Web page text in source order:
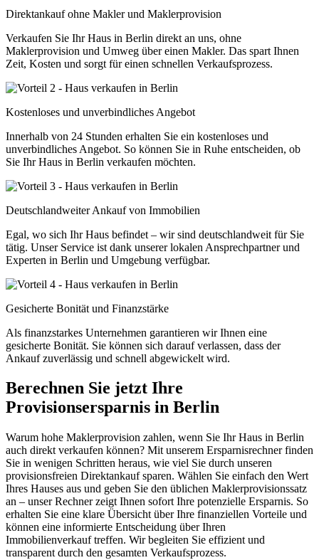
Direktankauf ohne Makler und Maklerprovision
Verkaufen Sie Ihr Haus in Berlin direkt an uns, ohne
Maklerprovision und Umweg über einen Makler. Das spart Ihnen
Zeit, Kosten und sorgt für einen schnellen Verkaufsprozess.
Kostenloses und unverbindliches Angebot
Innerhalb von 24 Stunden erhalten Sie ein kostenloses und
unverbindliches Angebot. So können Sie in Ruhe entscheiden, ob
Sie Ihr Haus in Berlin verkaufen möchten.
Deutschlandweiter Ankauf von Immobilien
Egal, wo sich Ihr Haus befindet – wir sind deutschlandweit für Sie
tätig. Unser Service ist dank unserer lokalen Ansprechpartner und
Experten in Berlin und Umgebung verfügbar.
Gesicherte Bonität und Finanzstärke
Als finanzstarkes Unternehmen garantieren wir Ihnen eine
gesicherte Bonität. Sie können sich darauf verlassen, dass der
Ankauf zuverlässig und schnell abgewickelt wird.
Berechnen Sie jetzt Ihre
Provisionsersparnis in Berlin
Warum hohe Maklerprovision zahlen, wenn Sie Ihr Haus in Berlin
auch direkt verkaufen können? Mit unserem Ersparnisrechner finden
Sie in wenigen Schritten heraus, wie viel Sie durch unseren
provisionsfreien Direktankauf sparen. Wählen Sie einfach den Wert
Ihres Hauses aus und geben Sie den üblichen Maklerprovisionssatz
an – unser Rechner zeigt Ihnen sofort Ihre potenzielle Ersparnis. So
erhalten Sie eine klare Übersicht über Ihre finanziellen Vorteile und
können eine informierte Entscheidung über Ihren
Immobilienverkauf treffen. Wir begleiten Sie effizient und
transparent durch den gesamten Verkaufsprozess.